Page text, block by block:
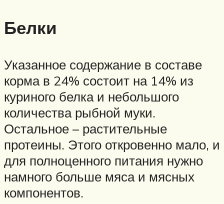
Белки
Указанное содержание в составе
корма в 24% состоит на 14% из
куриного белка и небольшого
количества рыбной муки.
Остальное – растительные
протеины. Этого откровенно мало, и
для полноценного питания нужно
намного больше мяса и мясных
компонентов.